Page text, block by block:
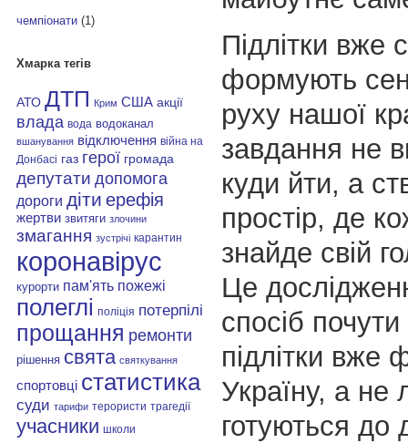
чемпіонати(1)
Хмарка тегів
АТО ДТП Крим США акції
влада вода водоканал
вшанування відключення війна на
Донбасі газ герої громада
депутати допомога
дороги діти ерефія
жертви звитяги злочини
змагання зустрічі карантин
коронавірус
курорти пам'ять пожежі
полеглі поліція потерпілі
прощання ремонти
рішення свята святкування
спортовці статистика
суди тарифи терористи трагедії
учасники школи
Підлітки вже
формують
руху нашої
завдання не
куди йти, а
простір, де
знайде свій
Це
спосіб
підлітки вже
Україну, а не
готуються до